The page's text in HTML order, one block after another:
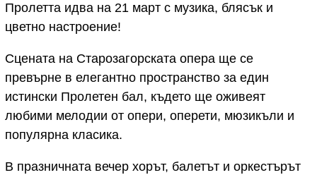
Пролетта идва на 21 март с музика, блясък и
цветно настроение!
Сцената на Старозагорската опера ще се
превърне в елегантно пространство за един
истински Пролетен бал, където ще оживеят
любими мелодии от опери, оперети, мюзикъли и
популярна класика.
В празничната вечер хорът, балетът и оркестърът